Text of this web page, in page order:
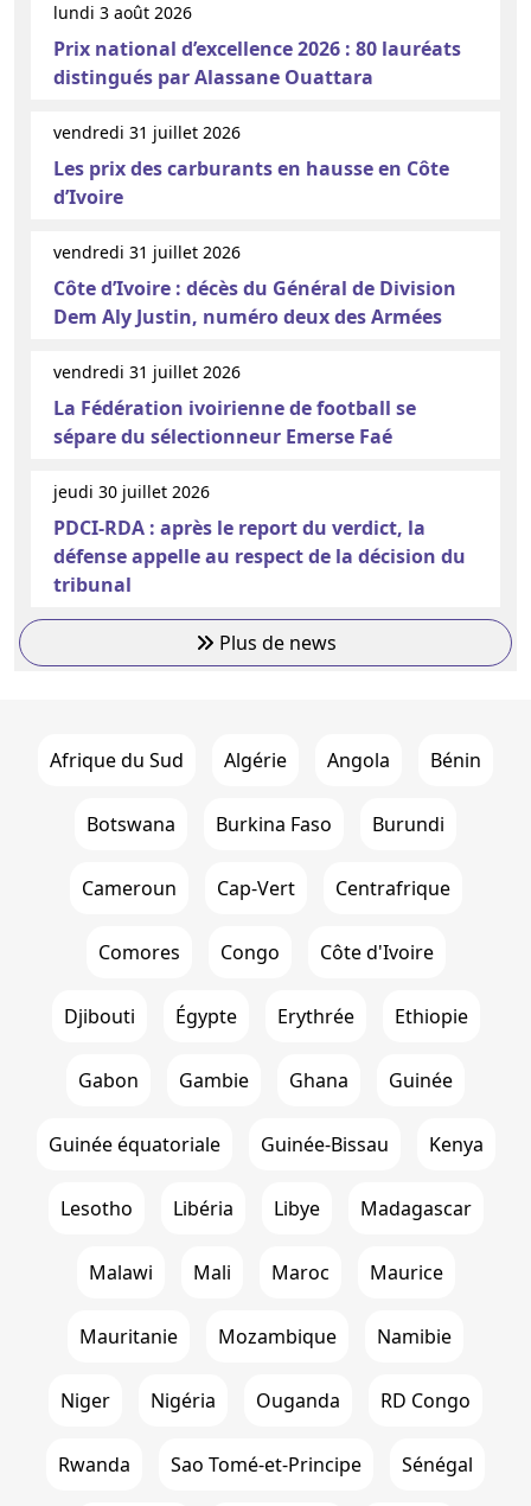
lundi 3 août 2026
Prix national d’excellence 2026 : 80 lauréats
distingués par Alassane Ouattara
vendredi 31 juillet 2026
Les prix des carburants en hausse en Côte
d’Ivoire
vendredi 31 juillet 2026
Côte d’Ivoire : décès du Général de Division
Dem Aly Justin, numéro deux des Armées
vendredi 31 juillet 2026
La Fédération ivoirienne de football se
sépare du sélectionneur Emerse Faé
jeudi 30 juillet 2026
PDCI-RDA : après le report du verdict, la
défense appelle au respect de la décision du
tribunal
Plus de news
Afrique du Sud Algérie Angola Bénin
Botswana Burkina Faso Burundi
Cameroun Cap-Vert Centrafrique
Comores Congo Côte d'Ivoire
Djibouti Égypte Erythrée Ethiopie
Gabon Gambie Ghana Guinée
Guinée équatoriale Guinée-Bissau Kenya
Lesotho Libéria Libye Madagascar
Malawi Mali Maroc Maurice
Mauritanie Mozambique Namibie
Niger Nigéria Ouganda RD Congo
Rwanda Sao Tomé-et-Principe Sénégal